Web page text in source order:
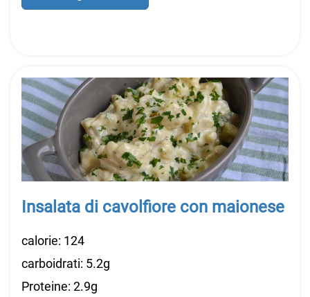
Insalata di cavolfiore con maionese
calorie: 124
carboidrati: 5.2g
Proteine: 2.9g